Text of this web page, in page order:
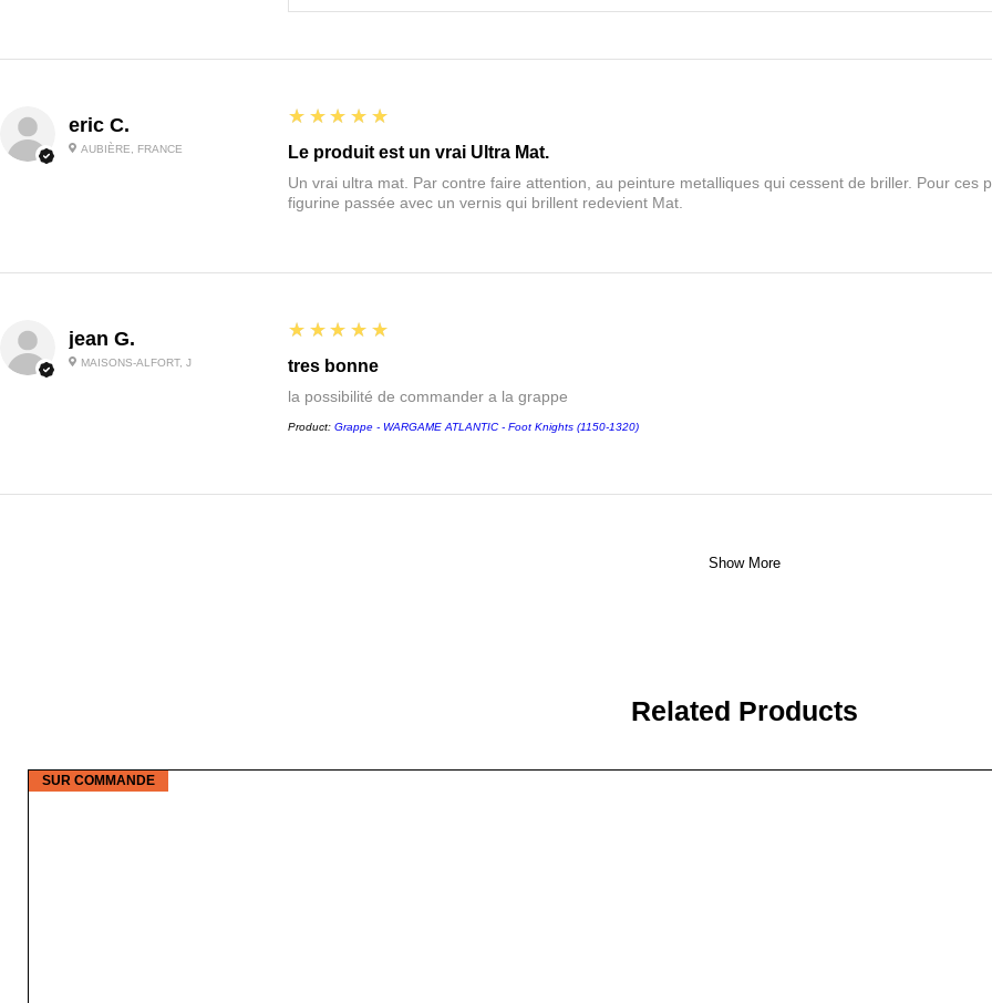
eric C.
AUBIÈRE, FRANCE
5
★★★★★
Le produit est un vrai Ultra Mat.
Un vrai ultra mat. Par contre faire attention, au peinture metalliques qui cessent de briller. Pour
figurine passée avec un vernis qui brillent redevient Mat.
jean G.
MAISONS-ALFORT, J
5
★★★★★
tres bonne
la possibilité de commander a la grappe
Product: Grappe - WARGAME ATLANTIC - Foot Knights (1150-1320)
Show More
Related Products
SUR COMMANDE